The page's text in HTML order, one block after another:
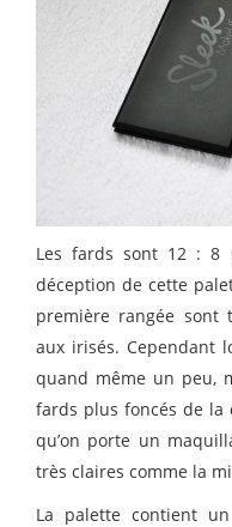
Les fards sont 12 : 8
déception de cette
première rangée sont
aux irisés. Cependant
quand même un peu,
fards plus foncés de la
qu’on porte un
très claires comme la
La palette contient un